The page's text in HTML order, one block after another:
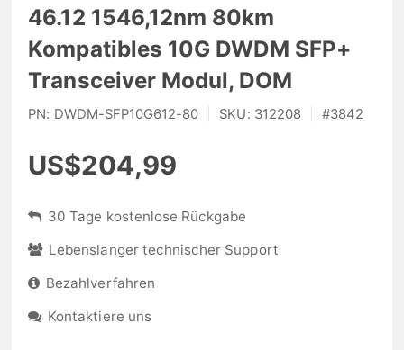
46.12 1546,12nm 80km
Kompatibles 10G DWDM SFP+
Transceiver Modul, DOM
PN: DWDM-SFP10G612-80 SKU: 312208 #3842
US$204,99
30 Tage kostenlose Rückgabe
Lebenslanger technischer Support
Bezahlverfahren
Kontaktiere uns